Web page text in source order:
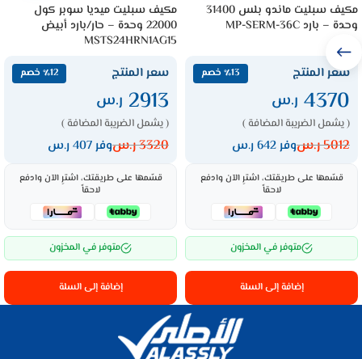
مكيف سبليت ماندو بلس 31400
وحدة – بارد MP-SERM-36C
سعر المنتج ٪13 خصم
4370 ر.س
( يشمل الضريبة المضافة )
5012ر.سوفر 642 ر.س
قسّمها على طريقتك، اشترِ الآن وادفع
لاحقاً
متوفر في المخزون
إضافة إلى السلة
مكيف سبليت ميديا سوبر كول
22000 وحدة – حار/بارد أبيض
MSTS24HRN1AG15
سعر المنتج ٪12 خصم
2913 ر.س
( يشمل الضريبة المضافة )
3320ر.سوفر 407 ر.س
قسّمها على طريقتك، اشترِ الآن وادفع
لاحقاً
متوفر في المخزون
إضافة إلى السلة